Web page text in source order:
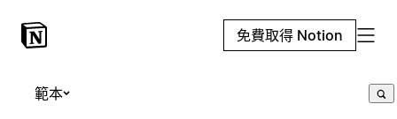
免費取得 Notion
範本